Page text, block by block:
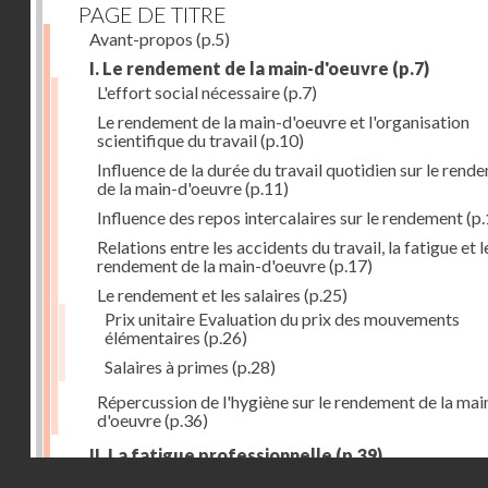
PAGE DE TITRE
Avant-propos (p.5)
I. Le rendement de la main-d'oeuvre (p.7)
L'effort social nécessaire(p.7)
Le rendement de la main-d'oeuvre et l'organisation
scientifique du travail(p.10)
Influence de la durée du travail quotidien sur le
de la main-d'oeuvre(p.11)
Influence des repos intercalaires sur le rendement
Relations entre les accidents du travail, la fatigue et
rendement de la main-d'oeuvre(p.17)
Le rendement et les salaires (p.25)
Prix unitaire Evaluation du prix des mouvements
élémentaires (p.26)
Salaires à primes (p.28)
Répercussion de l'hygiène sur le rendement de la
d'oeuvre(p.36)
II. La fatigue professionnelle(p.39)